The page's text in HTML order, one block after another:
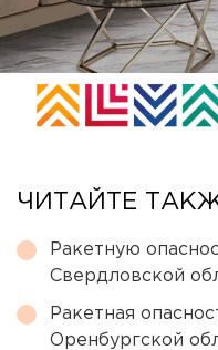
ЧИТАЙТЕ
Ракетную
Свердловской
Ракетная
Оренбургской